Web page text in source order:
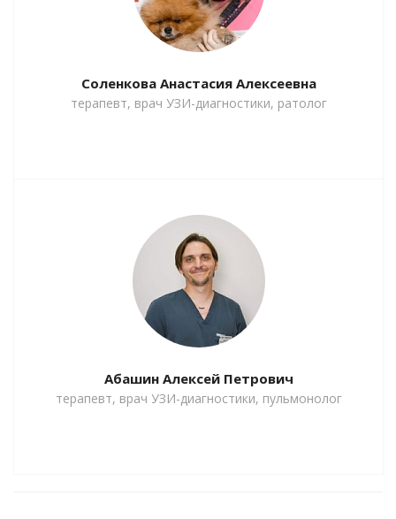
Соленкова Анастасия Алексеевна
терапевт, врач УЗИ-диагностики, ратолог
Абашин Алексей Петрович
терапевт, врач УЗИ-диагностики, пульмонолог